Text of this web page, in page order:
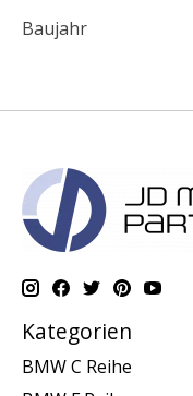
Baujahr
Kategorien
BMW C Reihe